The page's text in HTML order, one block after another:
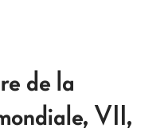
de la
VII,